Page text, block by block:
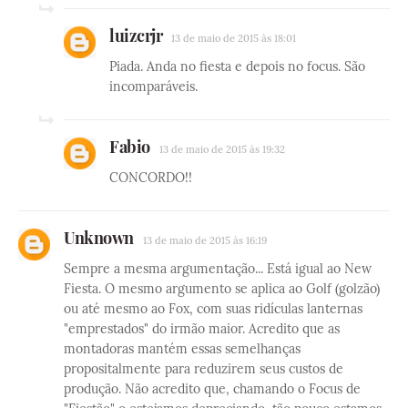
luizcrjr 13 de maio de 2015 às 18:01
Piada. Anda no fiesta e depois no focus. São
incomparáveis.
Fabio 13 de maio de 2015 às 19:32
CONCORDO!!
Unknown 13 de maio de 2015 às 16:19
Sempre a mesma argumentação... Está igual ao New
Fiesta. O mesmo argumento se aplica ao Golf (golzão)
ou até mesmo ao Fox, com suas ridículas lanternas
"emprestados" do irmão maior. Acredito que as
montadoras mantém essas semelhanças
propositalmente para reduzirem seus custos de
produção. Não acredito que, chamando o Focus de